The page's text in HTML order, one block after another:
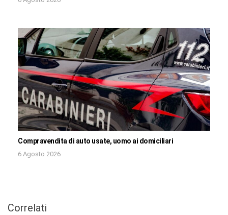
Compravendita di auto usate, uomo ai domiciliari
6 Agosto 2026
Correlati